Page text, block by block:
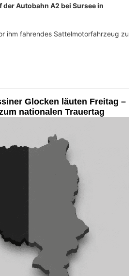
Autobahn A2 bei Sursee in
ihm fahrendes Sattelmotorfahrzeug zu
Glocken läuten Freitag –
nationalen Trauertag